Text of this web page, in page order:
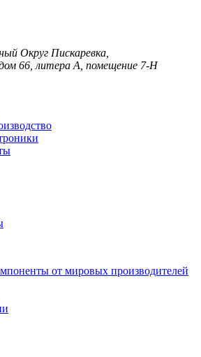
Округ Пискаревка,
66, литера А, помещение 7-Н
от мировых производителей